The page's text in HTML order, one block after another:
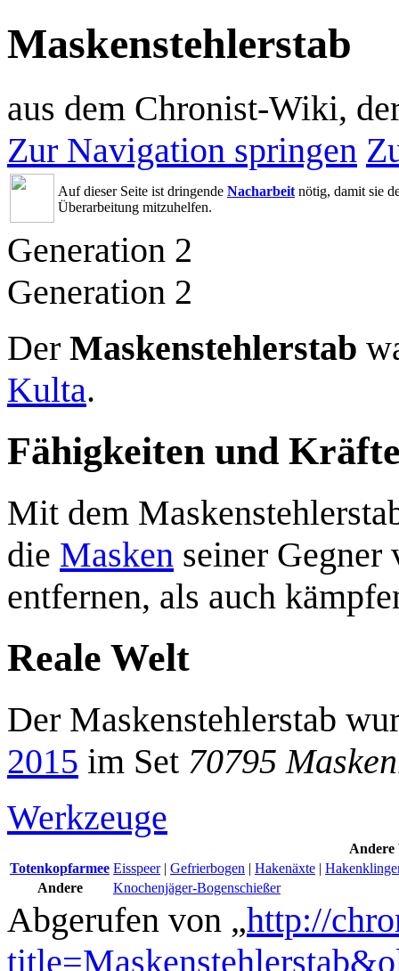
Maskenstehlerstab
aus dem Chronist-Wiki,
Zur Navigation springen
Auf dieser Seite ist dringende Nacharbeit nötig, damit sie
Überarbeitung mitzuhelfen.
Generation 2
Generation 2
Der Maskenstehlerstab
Kulta.
Fähigkeiten und
Mit dem
die Masken seiner Gegner
entfernen, als auch
Reale Welt
Der Maskenstehlerstab
2015 im Set 70795
Werkzeuge
Andere
Totenkopfarmee Eisspeer| Gefrierbogen | Hakenäxte |
Andere
Knochenjäger-Bogenschießer
Abgerufen von „http://